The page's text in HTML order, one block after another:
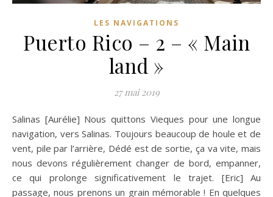
LES NAVIGATIONS
Puerto Rico – 2 – « Main
land »
27 mai 2019
Salinas [Aurélie] Nous quittons Vieques pour une longue
navigation, vers Salinas. Toujours beaucoup de houle et de
vent, pile par l’arrière, Dédé est de sortie, ça va vite, mais
nous devons régulièrement changer de bord, empanner,
ce qui prolonge significativement le trajet. [Eric] Au
passage, nous prenons un grain mémorable ! En quelques